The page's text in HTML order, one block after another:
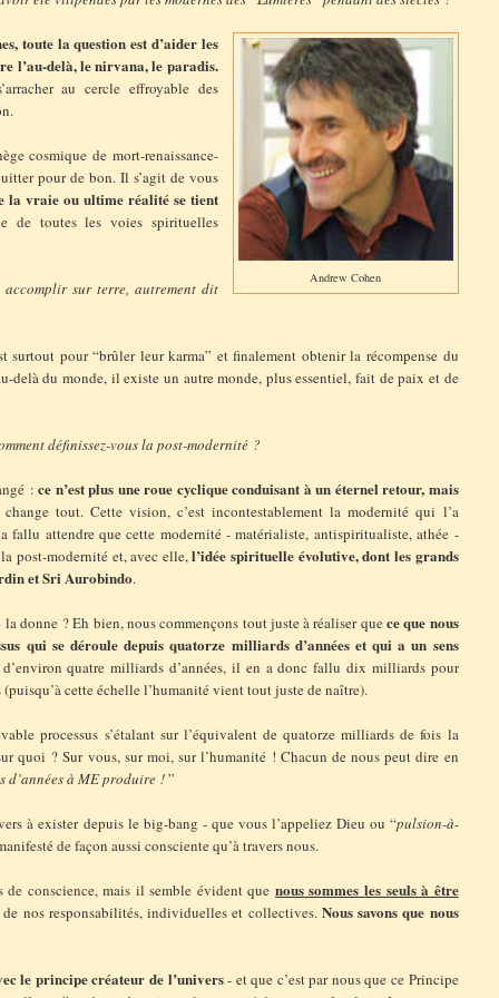
Andrew Cohen
toute la question est d’aider les
l’au-delà, le nirvana, le paradis.
au cercle effroyable des
cosmique de mort-renaissance-
pour de bon. Il s’agit de vous
la vraie ou ultime réalité se tient
de toutes les voies spirituelles
sur terre, autrement dit
surtout pour “brûler leur karma” et finalement obtenir la récompense du
delà du monde, il existe un autre monde, plus essentiel, fait de paix et de
définissez-vous la post-modernité ?
:ce n’est plus une roue cyclique conduisant à un éternel retour, mais
tout. Cette vision, c’est incontestablement la modernité qui l’a
fallu attendre que cette modernité - matérialiste, antispiritualiste, athée -
la post-modernité et, avec elle,l’idée spirituelle évolutive, dont les grands
et Sri Aurobindo.
donne ? Eh bien, nous commençons tout juste à réaliser quece que nous
qui se déroule depuis quatorze milliards d’années et qui a un sens
quatre milliards d’années, il en a donc fallu dix milliards pour
cette échelle l’humanité vient tout juste de naître).
processus s’étalant sur l’équivalent de quatorze milliards de fois la
quoi ? Sur vous, sur moi, sur l’humanité ! Chacun de nous peut dire en
d’années à ME produire !”
à exister depuis le big-bang - que vous l’appeliez Dieu ou “pulsion-à-
de façon aussi consciente qu’à travers nous.
conscience, mais il semble évident que nous sommes les seuls à être
nos responsabilités, individuelles et collectives. Nous savons que nous
le principe créateur de l’univers- et que c’est par nous que ce Principe